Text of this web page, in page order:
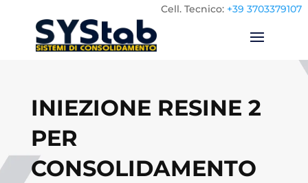
Cell. Tecnico: +39 3703379107
INIEZIONE RESINE 2
PER
CONSOLIDAMENTO